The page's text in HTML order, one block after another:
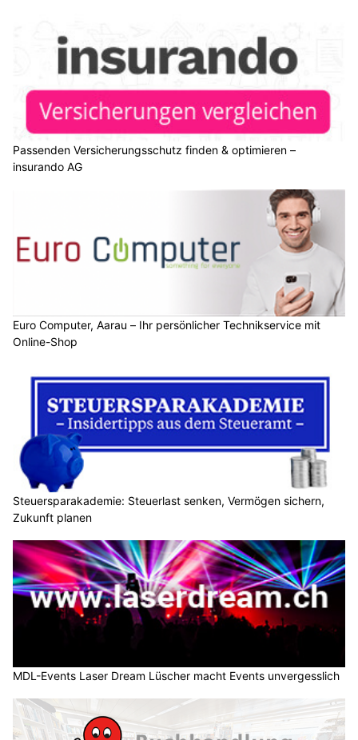
Passenden Versicherungsschutz finden & optimieren –
insurando AG
Euro Computer, Aarau – Ihr persönlicher Technikservice mit
Online-Shop
Steuersparakademie: Steuerlast senken, Vermögen sichern,
Zukunft planen
MDL-Events Laser Dream Lüscher macht Events unvergesslich